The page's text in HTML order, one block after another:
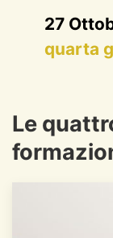
27
quarta
Le